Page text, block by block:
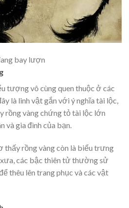
bay lượn
tượng vô cùng quen thuộc ở các
là linh vật gắn với ý nghĩa tài lộc,
rồng vàng chứng tỏ tài lộc lớn
và gia đình của bạn.
thấy rồng vàng còn là biểu trưng
các bậc thiên tử thường sử
thêu lên trang phục và các vật